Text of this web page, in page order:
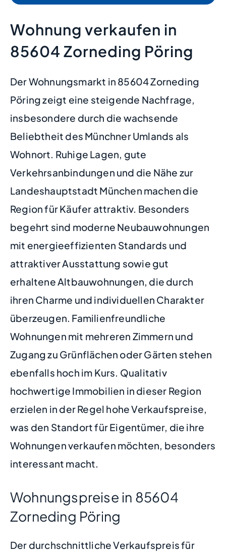
Wohnung verkaufen in
85604 Zorneding Pöring
Der Wohnungsmarkt in 85604 Zorneding
Pöring zeigt eine steigende Nachfrage,
insbesondere durch die wachsende
Beliebtheit des Münchner Umlands als
Wohnort. Ruhige Lagen, gute
Verkehrsanbindungen und die Nähe zur
Landeshauptstadt München machen die
Region für Käufer attraktiv. Besonders
begehrt sind moderne Neubauwohnungen
mit energieeffizienten Standards und
attraktiver Ausstattung sowie gut
erhaltene Altbauwohnungen, die durch
ihren Charme und individuellen Charakter
überzeugen. Familienfreundliche
Wohnungen mit mehreren Zimmern und
Zugang zu Grünflächen oder Gärten stehen
ebenfalls hoch im Kurs. Qualitativ
hochwertige Immobilien in dieser Region
erzielen in der Regel hohe Verkaufspreise,
was den Standort für Eigentümer, die ihre
Wohnungen verkaufen möchten, besonders
interessant macht.
Wohnungspreise in 85604
Zorneding Pöring
Der durchschnittliche Verkaufspreis für